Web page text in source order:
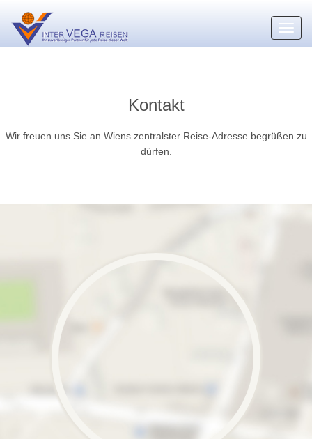
Kontakt
Wir freuen uns Sie an Wiens zentralster Reise-Adresse begrüßen zu
dürfen.